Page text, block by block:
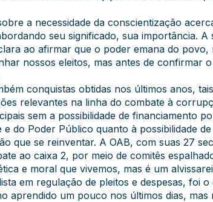
a necessidade da conscientização
seu significado, sua importância.
ao afirmar que o poder emana do
nossos eleitos, mas antes de confirmar
conquistas obtidas nos últimos anos,
relevantes na linha do combate à
sem a possibilidade de financiamento
do Poder Público quanto à possibilidade
que se reinventar. A OAB, com suas 27
ao caixa 2, por meio de comitês
e moral que vivemos, mas é um
em regulação de pleitos e despesas, foi
aprendido um pouco nos últimos dias, mas